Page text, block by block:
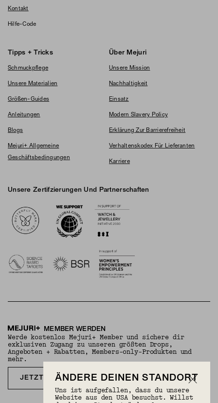
Kontakt
Hilfe-Code
Tipps + Tricks
Schmuckpflege
Unsere Materialien
Größen-Guides
Anleitungen
Blogs
Mejuri+ Allgemeine
Geschäftsbedingungen
Über Mejuri
Unsere Mission
Nachhaltigkeit
Einsatz
Modern Slavery Policy
Erklärung Zur Barrierefreiheit
Verhaltenskodex Für Lieferanten
Karriere
Unsere Zertifzierungen Und Partnerschaften
MEMBER WERDEN
Werde kostenlos Mejuri+ Member und sichere dir
exklusiven Zugang zu unseren größten Drops,
Angeboten + Rabatten, Members-only-Produkten und
mehr.
JETZT KOSTENLOS ANMELDEN
ÄNDERE DEINEN STANDORT
Uns ist aufgefallen, dass du unsere
Website aus den USA besuchst. Willst